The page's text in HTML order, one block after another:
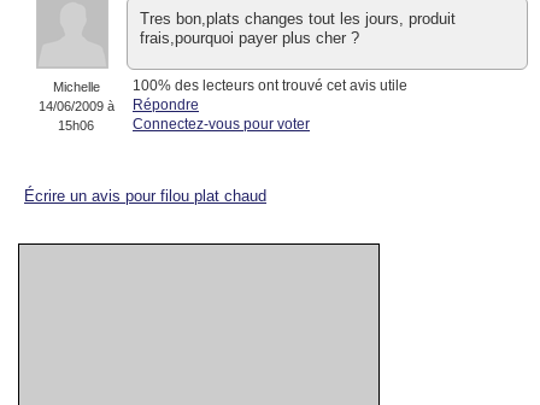
Michelle
14/06/2009 à
15h06
Tres bon,plats changes tout les jours, produit
frais,pourquoi payer plus cher ?
100% des lecteurs ont trouvé cet avis utile
Répondre
Connectez-vous pour voter
Écrire un avis pour filou plat chaud